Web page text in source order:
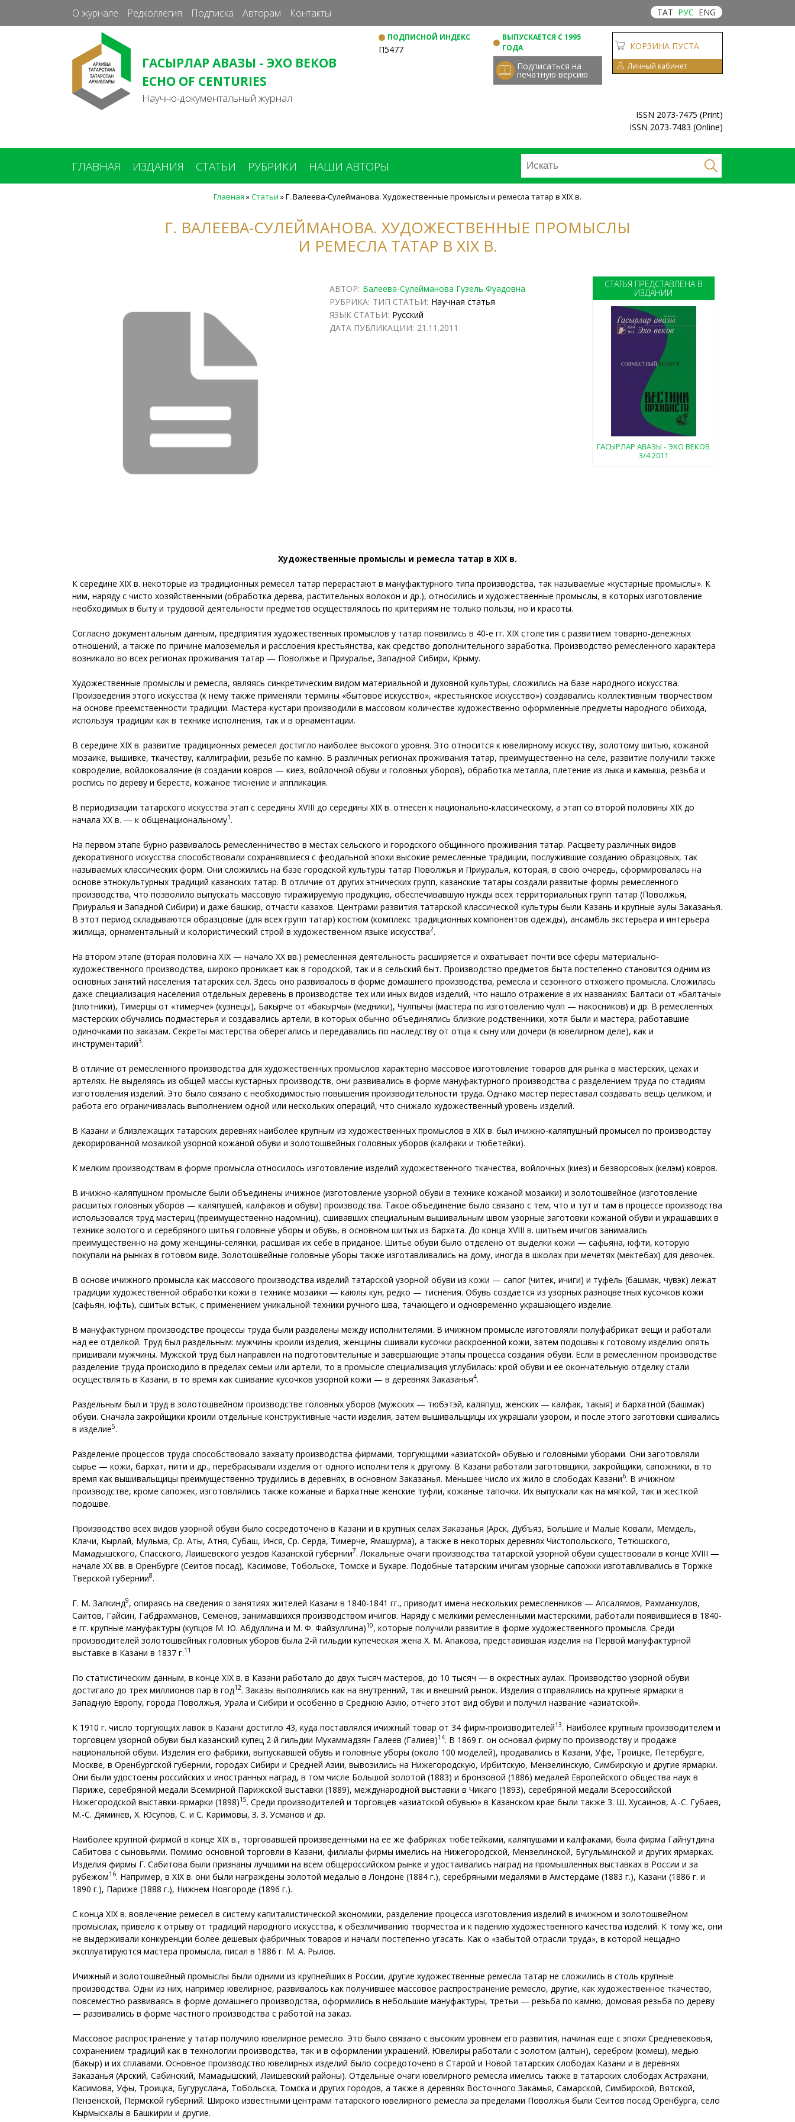
к
основному
О журнале Редколлегия Подписка Авторам Контакты ТАТ РУС ENG
ГАСЫРЛАР АВАЗЫ - ЭХО ВЕКОВ
ECHO OF CENTURIES
Научно-документальный журнал
ПОДПИСНОЙ ИНДЕКС
П5477
ВЫПУСКАЕТСЯ С 1995
ГОДА
Подписаться на
печатную версию
КОРЗИНА ПУСТА
Личный кабинет
ISSN 2073-7475 (Print)
ISSN 2073-7483 (Online)
ГЛАВНАЯ ИЗДАНИЯ СТАТЬИ РУБРИКИ НАШИ АВТОРЫ
Главная »Статьи »Г. Валеева-Сулейманова. Художественные промыслы и ремесла татар в XIX в.
Г. ВАЛЕЕВА-СУЛЕЙМАНОВА. ХУДОЖЕСТВЕННЫЕ ПРОМЫСЛЫ
И РЕМЕСЛА ТАТАР В XIX В.
АВТОР: Валеева-Сулейманова Гузель Фуадовна
РУБРИКА: ТИП СТАТЬИ: Научная статья
ЯЗЫК СТАТЬИ: Русский
ДАТА ПУБЛИКАЦИИ: 21.11.2011
СТАТЬЯ ПРЕДСТАВЛЕНА В
ИЗДАНИИ
ГАСЫРЛАР АВАЗЫ - ЭХО ВЕКОВ
3/4 2011
Художественные промыслы и ремесла татар в XIX в.
К середине XIX в. некоторые из традиционных ремесел татар перерастают в мануфактурного типа производства, так называемые «кустарные промыслы». К
ним, наряду с чисто хозяйственными (обработка дерева, растительных волокон и др.), относились и художественные промыслы, в которых изготовление
необходимых в быту и трудовой деятельности предметов осуществлялось по критериям не только пользы, но и красоты.
Согласно документальным данным, предприятия художественных промыслов у татар появились в 40-е гг. XIX столетия с развитием товарно-денежных
отношений, а также по причине малоземелья и расслоения крестьянства, как средство дополнительного заработка. Производство ремесленного характера
возникало во всех регионах проживания татар — Поволжье и Приуралье, Западной Сибири, Крыму.
Художественные промыслы и ремесла, являясь синкретическим видом материальной и духовной культуры, сложились на базе народного искусства.
Произведения этого искусства (к нему также применяли термины «бытовое искусство», «крестьянское искусство») создавались коллективным творчеством
на основе преемственности традиции. Мастера-кустари производили в массовом количестве художественно оформленные предметы народного обихода,
используя традиции как в технике исполнения, так и в орнаментации.
В середине XIX в. развитие традиционных ремесел достигло наиболее высокого уровня. Это относится к ювелирному искусству, золотому шитью, кожаной
мозаике, вышивке, ткачеству, каллиграфии, резьбе по камню. В различных регионах проживания татар, преимущественно на селе, развитие получили также
ковроделие, войлоковаляние (в создании ковров — киез, войлочной обуви и головных уборов), обработка металла, плетение из лыка и камыша, резьба и
роспись по дереву и бересте, кожаное тиснение и аппликация.
В периодизации татарского искусства этап с середины XVIII до середины XIX в. отнесен к национально-классическому, а этап со второй половины XIX до
начала XX в. — к общенациональному1 .
На первом этапе бурно развивалось ремесленничество в местах сельского и городского общинного проживания татар. Расцвету различных видов
декоративного искусства способствовали сохранявшиеся с феодальной эпохи высокие ремесленные традиции, послужившие созданию образцовых, так
называемых классических форм. Они сложились на базе городской культуры татар Поволжья и Приуралья, которая, в свою очередь, сформировалась на
основе этнокультурных традиций казанских татар. В отличие от других этнических групп, казанские татары создали развитые формы ремесленного
производства, что позволило выпускать массовую тиражируемую продукцию, обеспечивавшую нужды всех территориальных групп татар (Поволжья,
Приуралья и Западной Сибири) и даже башкир, отчасти казахов. Центрами развития татарской классической культуры были Казань и крупные аулы Заказанья.
В этот период складываются образцовые (для всех групп татар) костюм (комплекс традиционных компонентов одежды), ансамбль экстерьера и интерьера
жилища, орнаментальный и колористический строй в художественном языке искусства2.
На втором этапе (вторая половина XIX — начало ХХ вв.) ремесленная деятельность расширяется и охватывает почти все сферы материально-
художественного производства, широко проникает как в городской, так и в сельский быт. Производство предметов быта постепенно становится одним из
основных занятий населения татарских сел. Здесь оно развивалось в форме домашнего производства, ремесла и сезонного отхожего промысла. Сложилась
даже специализация населения отдельных деревень в производстве тех или иных видов изделий, что нашло отражение в их названиях: Балтаси от «балтачы»
(плотники), Тимерцы от «тимерче» (кузнецы), Бакырче от «бакырчы» (медники), Чулпычы (мастера по изготовлению чулп — накосников) и др. В ремесленных
мастерских обучались подмастерья и создавались артели, в которых обычно объединялись близкие родственники, хотя были и мастера, работавшие
одиночками по заказам. Секреты мастерства оберегались и передавались по наследству от отца к сыну или дочери (в ювелирном деле), как и
инструментарий3.
В отличие от ремесленного производства для художественных промыслов характерно массовое изготовление товаров для рынка в мастерских, цехах и
артелях. Не выделяясь из общей массы кустарных производств, они развивались в форме мануфактурного производства с разделением труда по стадиям
изготовления изделий. Это было связано с необходимостью повышения производительности труда. Однако мастер переставал создавать вещь целиком, и
работа его ограничивалась выполнением одной или нескольких операций, что снижало художественный уровень изделий.
В Казани и близлежащих татарских деревнях наиболее крупным из художественных промыслов в XIX в. был ичижно-каляпушный промысел по производству
декорированной мозаикой узорной кожаной обуви и золотошвейных головных уборов (калфаки и тюбетейки).
К мелким производствам в форме промысла относилось изготовление изделий художественного ткачества, войлочных (киез) и безворсовых (келэм) ковров.
В ичижно-каляпушном промысле были объединены ичижное (изготовление узорной обуви в технике кожаной мозаики) и золотошвейное (изготовление
расшитых головных уборов — каляпушей, калфаков и обуви) производства. Такое объединение было связано с тем, что и тут и там в процессе производства
использовался труд мастериц (преимущественно надомниц), сшивавших специальным вышивальным швом узорные заготовки кожаной обуви и украшавших в
технике золотого и серебряного шитья головные уборы и обувь, в основном шитых из бархата. До конца XVIII в. шитьем ичигов занимались
преимущественно на дому женщины-селянки, расшивая их себе в приданое. Шитье обуви было отделено от выделки кожи — сафьяна, юфти, которую
покупали на рынках в готовом виде. Золотошвейные головные уборы также изготавливались на дому, иногда в школах при мечетях (мектебах) для девочек.
В основе ичижного промысла как массового производства изделий татарской узорной обуви из кожи — сапог (читек, ичиги) и туфель (башмак, чувэк) лежат
традиции художественной обработки кожи в технике мозаики — каюлы кун, редко — тиснения. Обувь создается из узорных разноцветных кусочков кожи
(сафьян, юфть), сшитых встык, с применением уникальной техники ручного шва, тачающего и одновременно украшающего изделие.
В мануфактурном производстве процессы труда были разделены между исполнителями. В ичижном промысле изготовляли полуфабрикат вещи и работали
над ее отделкой. Труд был раздельным: мужчины кроили изделия, женщины сшивали кусочки раскроенной кожи, затем подошвы к готовому изделию опять
пришивали мужчины. Мужской труд был направлен на подготовительные и завершающие этапы процесса создания обуви. Если в ремесленном производстве
разделение труда происходило в пределах семьи или артели, то в промысле специализация углубилась: крой обуви и ее окончательную отделку стали
осуществлять в Казани, в то время как сшивание кусочков узорной кожи — в деревнях Заказанья4.
Раздельным был и труд в золотошвейном производстве головных уборов (мужских — тюбэтэй, каляпуш, женских — калфак, такыя) и бархатной (башмак)
обуви. Сначала закройщики кроили отдельные конструктивные части изделия, затем вышивальщицы их украшали узором, и после этого заготовки сшивались
в изделие5.
Разделение процессов труда способствовало захвату производства фирмами, торгующими «азиатской» обувью и головными уборами. Они заготовляли
сырье — кожи, бархат, нити и др., перебрасывали изделия от одного исполнителя к другому. В Казани работали заготовщики, закройщики, сапожники, в то
время как вышивальщицы преимущественно трудились в деревнях, в основном Заказанья. Меньшее число их жило в слободах Казани6. В ичижном
производстве, кроме сапожек, изготовлялись также кожаные и бархатные женские туфли, кожаные тапочки. Их выпускали как на мягкой, так и жесткой
подошве.
Производство всех видов узорной обуви было сосредоточено в Казани и в крупных селах Заказанья (Арск, Дубъяз, Большие и Малые Ковали, Мемдель,
Клачи, Кырлай, Мульма, Ср. Аты, Атня, Субаш, Инся, Ср. Серда, Тимерче, Ямашурма), а также в некоторых деревнях Чистопольского, Тетюшского,
Мамадышского, Спасского, Лаишевского уездов Казанской губернии7. Локальные очаги производства татарской узорной обуви существовали в конце XVIII —
начале ХХ вв. в Оренбурге (Сеитов посад), Касимове, Тобольске, Томске и Бухаре. Подобные татарским ичигам узорные сапожки изготавливались в Торжке
Тверской губернии8.
Г. М. Залкинд9, опираясь на сведения о занятиях жителей Казани в 1840-1841 гг., приводит имена нескольких ремесленников — Апсалямов, Рахманкулов,
Саитов, Гайсин, Габдрахманов, Семенов, занимавшихся производством ичигов. Наряду с мелкими ремесленными мастерскими, работали появившиеся в 1840-
е гг. крупные мануфактуры (купцов М. Ю. Абдуллина и М. Ф. Файзуллина)10, которые получили развитие в форме художественного промысла. Среди
производителей золотошвейных головных уборов была 2-й гильдии купеческая жена Х. М. Апакова, представившая изделия на Первой мануфактурной
выставке в Казани в 1837 г.11
По статистическим данным, в конце XIX в. в Казани работало до двух тысяч мастеров, до 10 тысяч — в окрестных аулах. Производство узорной обуви
достигало до трех миллионов пар в год12. Заказы выполнялись как на внутренний, так и внешний рынок. Изделия отправлялись на крупные ярмарки в
Западную Европу, города Поволжья, Урала и Сибири и особенно в Среднюю Азию, отчего этот вид обуви и получил название «азиатской».
К 1910 г. число торгующих лавок в Казани достигло 43, куда поставлялся ичижный товар от 34 фирм-производителей13. Наиболее крупным производителем и
торговцем узорной обуви был казанский купец 2-й гильдии Мухаммадзян Галеев (Галиев)14. В 1869 г. он основал фирму по производству и продаже
национальной обуви. Изделия его фабрики, выпускавшей обувь и головные уборы (около 100 моделей), продавались в Казани, Уфе, Троицке, Петербурге,
Москве, в Оренбургской губернии, городах Сибири и Средней Азии, вывозились на Нижегородскую, Ирбитскую, Мензелинскую, Симбирскую и другие ярмарки.
Они были удостоены российских и иностранных наград, в том числе Большой золотой (1883) и бронзовой (1886) медалей Европейского общества наук в
Париже, серебряной медали Всемирной Парижской выставки (1889), международной выставки в Чикаго (1893), серебряной медали Всероссийской
Нижегородской выставки-ярмарки (1898)15. Среди производителей и торговцев «азиатской обувью» в Казанском крае были также З. Ш. Хусаинов, А.-С. Губаев,
М.-С. Дяминев, Х. Юсупов, С. и С. Каримовы, З. З. Усманов и др.
Наиболее крупной фирмой в конце XIX в., торговавшей произведенными на ее же фабриках тюбетейками, каляпушами и калфаками, была фирма Гайнутдина
Сабитова с сыновьями. Помимо основной торговли в Казани, филиалы фирмы имелись на Нижегородской, Мензелинской, Бугульминской и других ярмарках.
Изделия фирмы Г. Сабитова были признаны лучшими на всем общероссийском рынке и удостаивались наград на промышленных выставках в России и за
рубежом16. Например, в XIX в. они были награждены золотой медалью в Лондоне (1884 г.), серебряными медалями в Амстердаме (1883 г.), Казани (1886 г. и
1890 г.), Париже (1888 г.), Нижнем Новгороде (1896 г.).
С конца XIX в. вовлечение ремесел в систему капиталистической экономики, разделение процесса изготовления изделий в ичижном и золотошвейном
промыслах, привело к отрыву от традиций народного искусства, к обезличиванию творчества и к падению художественного качества изделий. К тому же, они
не выдерживали конкуренции более дешевых фабричных товаров и начали постепенно угасать. Как о «забытой отрасли труда», в которой нещадно
эксплуатируются мастера промысла, писал в 1886 г. М. А. Рылов.
Ичижный и золотошвейный промыслы были одними из крупнейших в России, другие художественные ремесла татар не сложились в столь крупные
производства. Одни из них, например ювелирное, развивалось как получившее массовое распространение ремесло, другие, как художественное ткачество,
повсеместно развиваясь в форме домашнего производства, оформились в небольшие мануфактуры, третьи — резьба по камню, домовая резьба по дереву
— развивались в форме частного производства с работой на заказ.
Массовое распространение у татар получило ювелирное ремесло. Это было связано с высоким уровнем его развития, начиная еще с эпохи Средневековья,
сохранением традиций как в технологии производства, так и в оформлении украшений. Ювелиры работали с золотом (алтын), серебром (комеш), медью
(бакыр) и их сплавами. Основное производство ювелирных изделий было сосредоточено в Старой и Новой татарских слободах Казани и в деревнях
Заказанья (Арский, Сабинский, Мамадышский, Лаишевский районы). Отдельные очаги ювелирного ремесла имелись также в татарских слободах Астрахани,
Касимова, Уфы, Троицка, Бугуруслана, Тобольска, Томска и других городов, а также в деревнях Восточного Закамья, Самарской, Симбирской, Вятской,
Пензенской, Пермской губерний. Широко известными центрами татарского ювелирного ремесла за пределами Поволжья были Сеитов посад Оренбурга, село
Кырмыскалы в Башкирии и другие.